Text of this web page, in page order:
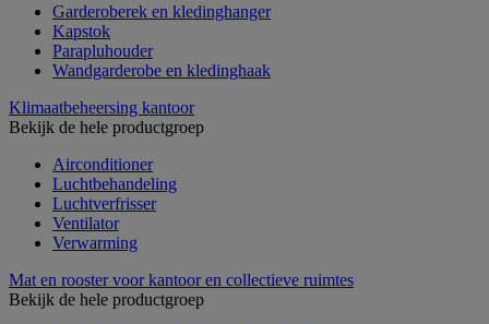
Garderoberek en kledinghanger
Kapstok
Parapluhouder
Wandgarderobe en kledinghaak
Klimaatbeheersing kantoor
Bekijk de hele productgroep
Airconditioner
Luchtbehandeling
Luchtverfrisser
Ventilator
Verwarming
Mat en rooster voor kantoor en collectieve ruimtes
Bekijk de hele productgroep